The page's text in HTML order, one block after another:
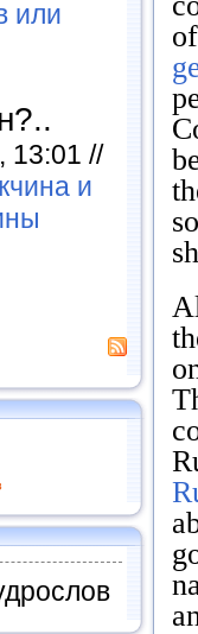
или
13:01 //
и